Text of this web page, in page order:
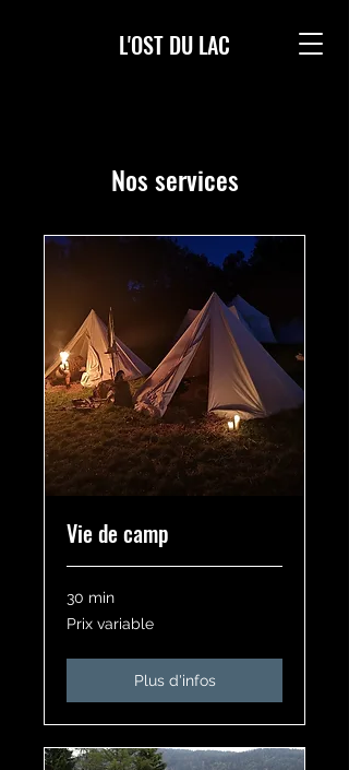
L'OST DU LAC
Nos services
Vie de camp
30 min
Prix
variable
Prix variable
Plus d'infos